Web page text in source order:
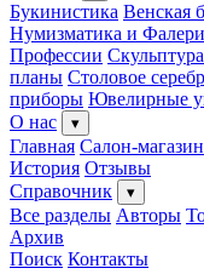
Букинистика Венская
Нумизматика и
Профессии
планы Столовое
приборы Ювелирные
О нас
▾
Главная Салон-магазин
История Отзывы
Справочник
▾
Все разделы Авторы
Архив
Поиск Контакты